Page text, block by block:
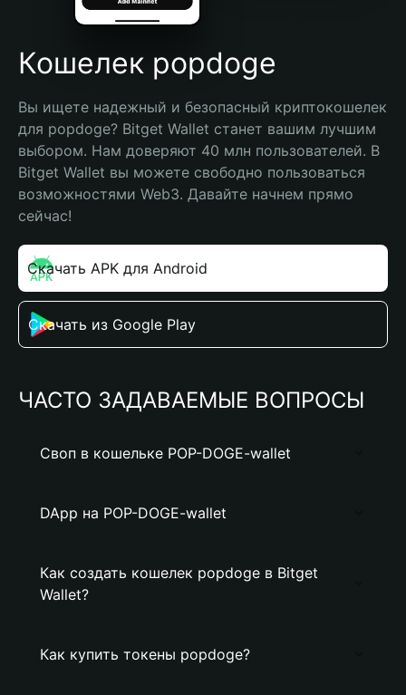
Español (Argentina)
Кошелек popdoge
Вы ищете надежный и безопасный криптокошелек
для popdoge? Bitget Wallet станет вашим лучшим
выбором. Нам доверяют 40 млн пользователей. В
Bitget Wallet вы можете свободно пользоваться
возможностями Web3. Давайте начнем прямо
сейчас!
Скачать APK для Android
Скачать из Google Play
ЧАСТО ЗАДАВАЕМЫЕ ВОПРОСЫ
Своп в кошельке POP-DOGE-wallet
DApp на POP-DOGE-wallet
Как создать кошелек popdoge в Bitget
Wallet?
Как купить токены popdoge?